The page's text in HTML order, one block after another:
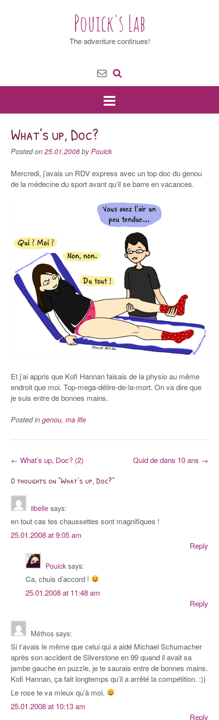
Pouick's Lab
The adventure continues!
What’s up, Doc?
Posted on 25.01.2008 byPouick
Mercredi, j’avais un RDV express avec un top doc du genou
de la médecine du sport avant qu’il se barre en vacances.
Et j’ai appris que Kofi Hannan faisais de la physio au même
endroit que moi. Top-mega-délire-de-la-mort. On va dire que
je suis entre de bonnes mains.
Posted in genou, ma life
Post
navigation
Quid de dans 10 ans →
← What’s up, Doc? (2)
0 thoughts on “What’s up, Doc?”
iibelle says:
en tout cas tes chaussettes sont magnifiques !
25.01.2008 at 9:05 am
Reply
Pouick says:
Ca, chuis d’accord !
25.01.2008 at 11:48 am
Reply
Méthos says:
Si t’avais le même que celui qui a aidé Michael Schumacher
après son accident de Silverstone en 99 quand il avait sa
jambe gauche en puzzle, je te saurais entre de bonnes mains.
Kofi Hannan, ça fait longtemps qu’il a arrêté la compétition. :))
Le rose te va mieux qu’à moi.
25.01.2008 at 10:13 am
Reply